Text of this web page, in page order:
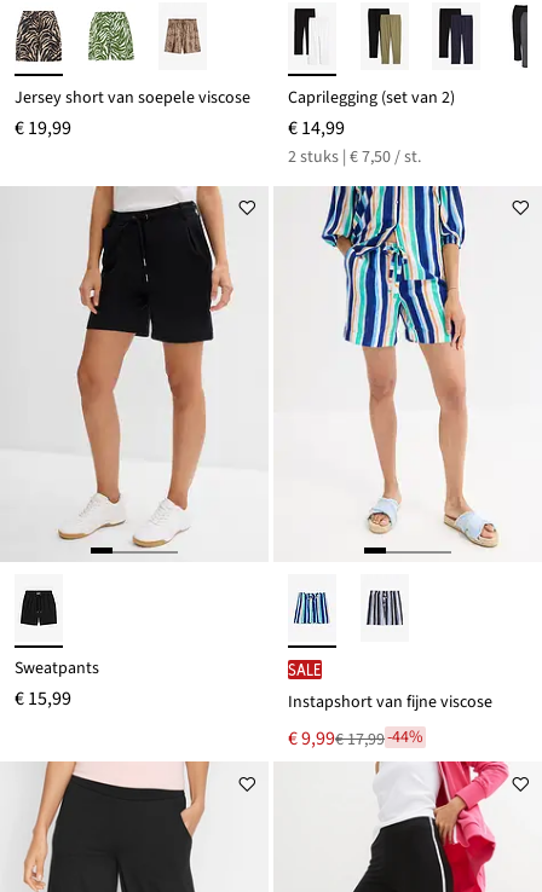
Jersey short van soepele viscose
€ 19,99
Caprilegging (set van 2)
€ 14,99
2 stuks | € 7,50 / st.
Sweatpants
€ 15,99
SALE
Instapshort van fijne viscose
Nu
voor
€ 9,99
Van € 17,99-44%